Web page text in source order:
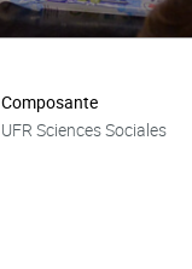
Composante
UFR Sciences Sociales